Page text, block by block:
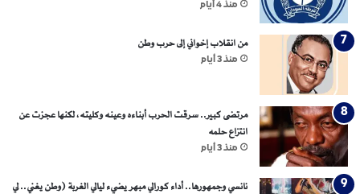
منذ 4 أيام
من انقلاب إخواني إلى حرب وطن
منذ 3 أيام
مرتضى كبير.. سرقت الحرب أبناءه وعينه وكليته، لكنها عجزت عن
انتزاع حلمه
منذ 3 أيام
نانسي وجمهورها.. أداء كورالي مبهر يضيء ليالي الغربة (وطن يغني.. لي